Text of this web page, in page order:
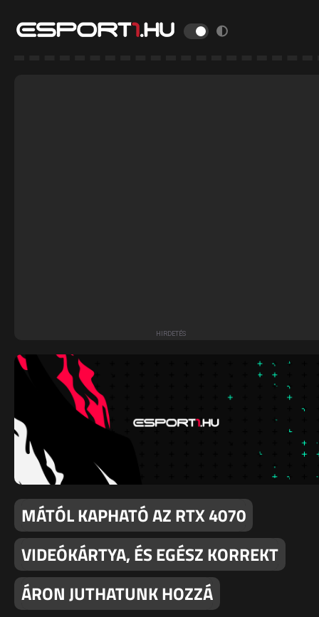
MÁTÓL KAPHATÓ AZ RTX 4070
VIDEÓKÁRTYA, ÉS EGÉSZ KORREKT
ÁRON JUTHATUNK HOZZÁ